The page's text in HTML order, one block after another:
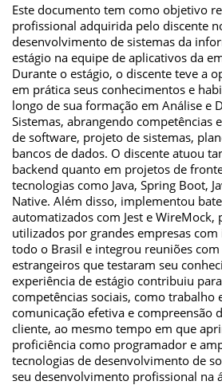
Este documento tem como objetivo
profissional adquirida pelo discente
desenvolvimento de sistemas da
estágio na equipe de aplicativos da
Durante o estágio, o discente teve a
em prática seus conhecimentos e
longo de sua formação em Análise e
Sistemas, abrangendo competências
de software, projeto de sistemas,
bancos de dados. O discente atuou
backend quanto em projetos de
tecnologias como Java, Spring Boot,
Native. Além disso, implementou
automatizados com Jest e
utilizados por grandes empresas
todo o Brasil e integrou reuniões
estrangeiros que testaram seu
experiência de estágio contribuiu
competências sociais, como trabalho
comunicação efetiva e compreensão
cliente, ao mesmo tempo em que
proficiência como programador e
tecnologias de desenvolvimento de
seu desenvolvimento profissional na